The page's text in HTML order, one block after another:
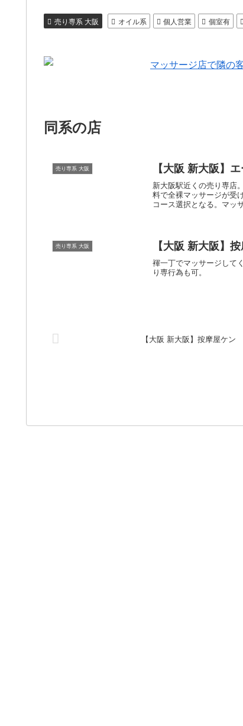
売り専系 大阪 オイル系 個人営業 個室有
同系の店
売り専系 大阪 【大阪 新大阪】
新大阪駅近くの売り専店
料で全裸マッサージが受
コース選択となる。マッ
売り専系 大阪 【大阪 新大阪】
褌一丁でマッサージして
り専行為も可。
【大阪 新大阪】按摩屋ケン